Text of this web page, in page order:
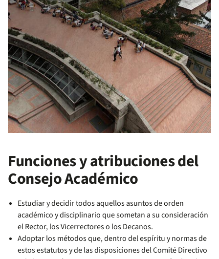
Funciones y atribuciones del
Consejo Académico
Estudiar y decidir todos aquellos asuntos de orden
académico y disciplinario que sometan a su consideración
el Rector, los Vicerrectores o los Decanos.
Adoptar los métodos que, dentro del espíritu y normas de
estos estatutos y de las disposiciones del Comité Directivo